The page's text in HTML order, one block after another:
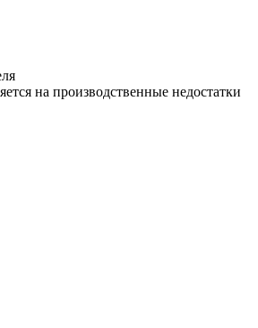
на производственные недостатки